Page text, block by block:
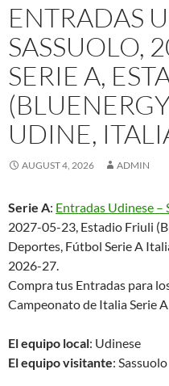
ENTRADAS
SASSUOLO,
SERIE A,
UDINE,
AUGUST 4, 2026 ADMIN
Serie A: Entradas Udinese –
2027-05-23, Estadio Friuli
Deportes, Fútbol Serie A
2026-27.
Compra tus Entradas para
Campeonato de Italia Serie
El equipo local: Udinese
El equipo visitante: Sassuolo